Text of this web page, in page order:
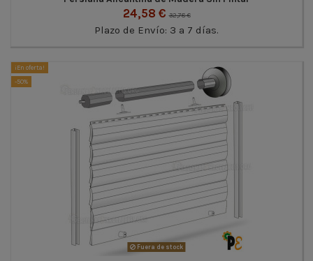
24,58 €32,78 €
Plazo de Envío: 3 a 7 días.
¡En oferta!
-50%
Fuera de stock